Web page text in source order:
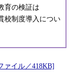
育の検証は
校制度導入につい
ァイル／418KB]